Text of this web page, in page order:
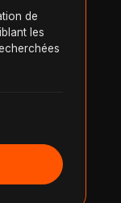
de
les